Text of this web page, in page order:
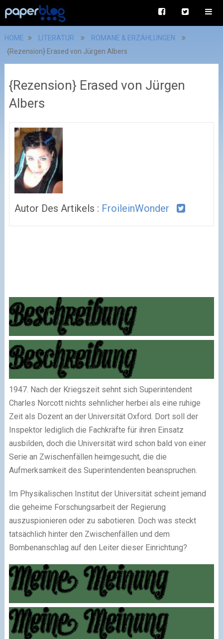
HOME LITERATUR
ROMANE & ERZÄHLUNGEN
{Rezension} Erased von Jürgen Albers
{Rezension} Erased von Jürgen
Albers
Autor Des Artikels : FroileinWonder
1947. Nach der Kriegszeit sehnt sich Superintendent
Charles Norcott nichts sehnlicher herbei als eine ruhige
Zeit als Dozent an der Universität Oxford. Dort soll der
Inspektor lediglich die Fachkräfte für ihren Einsatz
ausbilden, doch die Universität wird schon bald von einer
Serie an Zwischenfällen heimgesucht, die die
Aufmerksamkeit des Superintendenten beanspruchen.
Im Physikalischen Institut der Universität scheint jemand
die geheime Forschungsarbeit der Regierung
auszuspionieren oder zu sabotieren. Doch was steckt
tatsächlich hinter den Zwischenfällen und dem
Bombenanschlag auf den Leiter dieser Einrichtung?